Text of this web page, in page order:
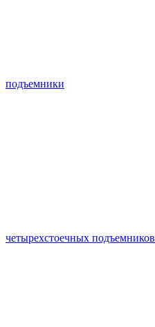
подъемники
четырехстоечных подъемников